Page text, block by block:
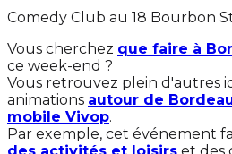
Comedy Club au 18 Bourbon
Vous cherchez que faire à
ce week-end ?
Vous retrouvez plein d'autres
animations autour de
mobile Vivop.
Par exemple, cet événement